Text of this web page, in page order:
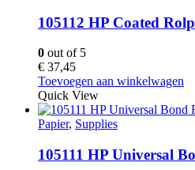
105112 HP Coated
0 out of 5
€ 37,45
Toevoegen aan winkelwagen
Quick View
Papier, Supplies
105111 HP Universal